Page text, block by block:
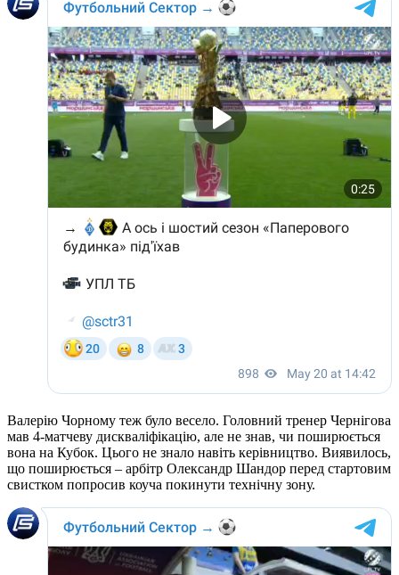
Валерію Чорному теж було весело. Головний тренер Чернігова
мав 4-матчеву дискваліфікацію, але не знав, чи поширюється
вона на Кубок. Цього не знало навіть керівництво. Виявилось,
що поширюється – арбітр Олександр Шандор перед стартовим
свистком попросив коуча покинути технічну зону.